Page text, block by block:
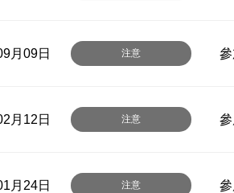
月09日 注意
月12日 注意
月24日 注意